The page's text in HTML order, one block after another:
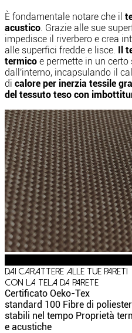
È fondamentale notare che il
acustico. Grazie alle sue
impedisce il riverbero e crea
alle superfici fredde e lisce. Il
termico e permette in un
dall'interno, incapsulando il
di calore per inerzia tessile
del tessuto teso con
Dai carattere alle tue pareti
con la tela da parete
Certificato Oeko-Tex
standard 100 Fibre di
stabili nel tempo Proprietà
e acustiche